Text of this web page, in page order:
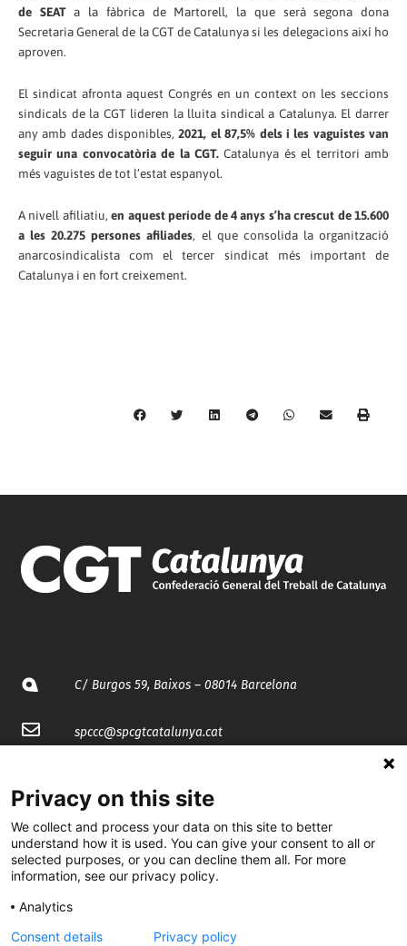
de SEATa la fàbrica de Martorell, la que serà segona dona
Secretaria General de la CGT de Catalunya si les delegacions així ho
aproven.
El sindicat afronta aquest Congrés en un context on les seccions
sindicals de la CGT lideren la lluita sindical a Catalunya. El darrer
any amb dades disponibles, 2021, el 87,5% dels i les vaguistes van
seguir una convocatòria de la CGT. Catalunya és el territori amb
més vaguistes de tot l’estat espanyol.
A nivell afiliatiu,en aquest període de 4 anys s’ha crescut de 15.600
a les 20.275 persones afiliades, el que consolida la organització
anarcosindicalista com el tercer sindicat més important de
Catalunya i en fort creixement.
C/ Burgos 59, Baixos – 08014 Barcelona
spccc@spcgtcatalunya.cat
@CGTCatalunya
cgtcatalunya
cgtcatalunya
Privacy on this site
We collect and process your data on this site to better
understand how it is used. You can give your consent to all or
selected purposes, or you can decline them all. For more
information, see our privacy policy.
Analytics
Consent details
Privacy policy